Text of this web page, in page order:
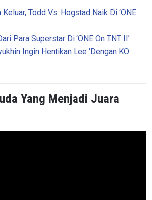
Keluar, Todd Vs. Hogstad Naik Di ‘ONE
Para Superstar Di ‘ONE On TNT II’
Ingin Hentikan Lee ‘Dengan KO
Yang Menjadi Juara